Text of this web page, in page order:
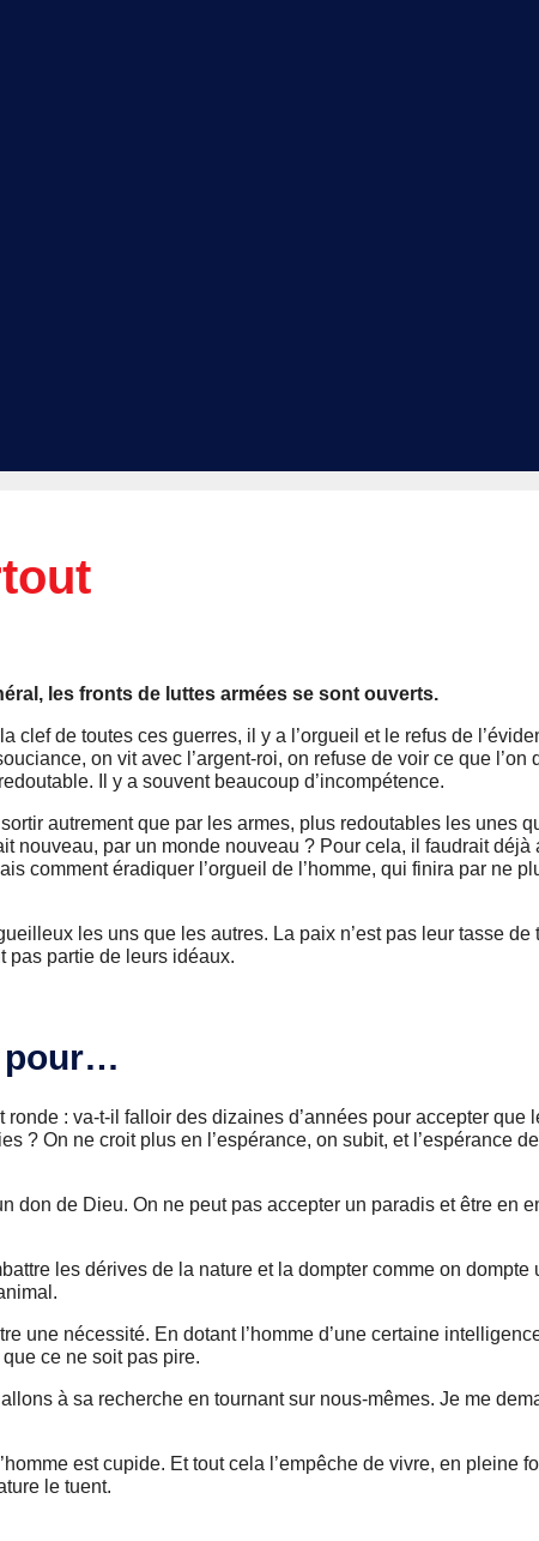
les fronts de luttes armées se sont ouverts.
clef de toutes ces guerres, il y a l’orgueil et le refus de
on vit avec l’argent-roi, on refuse de voir ce que l’on
Il y a souvent beaucoup d’incompétence.
autrement que par les armes, plus redoutables les unes
nouveau, par un monde nouveau ? Pour cela, il faudrait déjà
comment éradiquer l’orgueil de l’homme, qui finira par ne
les uns que les autres. La paix n’est pas leur tasse de
pas partie de leurs idéaux.
pour…
ronde : va-t-il falloir des dizaines d’années pour accepter que
? On ne croit plus en l’espérance, on subit, et l’espérance
don de Dieu. On ne peut pas accepter un paradis et être en
les dérives de la nature et la dompter comme on dompte
une nécessité. En dotant l’homme d’une certaine
ce ne soit pas pire.
à sa recherche en tournant sur nous-mêmes. Je me
est cupide. Et tout cela l’empêche de vivre, en pleine
le tuent.